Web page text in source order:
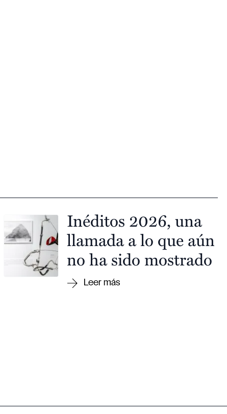
Inéditos 2026, una
llamada a lo que aún
no ha sido mostrado